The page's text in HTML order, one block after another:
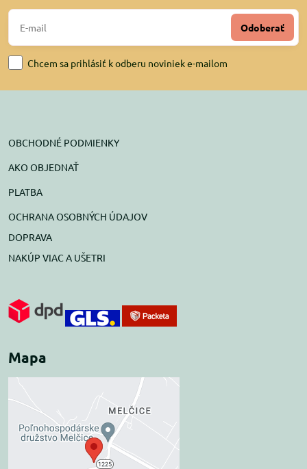
Odoberať
Chcem sa prihlásiť k odberu noviniek e-mailom
OBCHODNÉ PODMIENKY
AKO OBJEDNAŤ
PLATBA
OCHRANA OSOBNÝCH ÚDAJOV
DOPRAVA
NAKÚP VIAC A UŠETRI
Mapa
Externý obsah je
blokovaný Voľbami
súkromia